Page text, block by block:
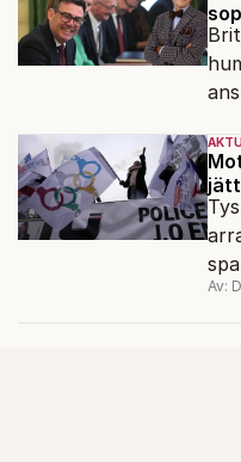
Av: